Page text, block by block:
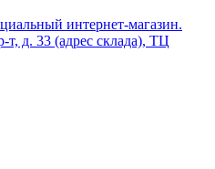
интернет-магазин.
д. 33 (адрес склада), ТЦ